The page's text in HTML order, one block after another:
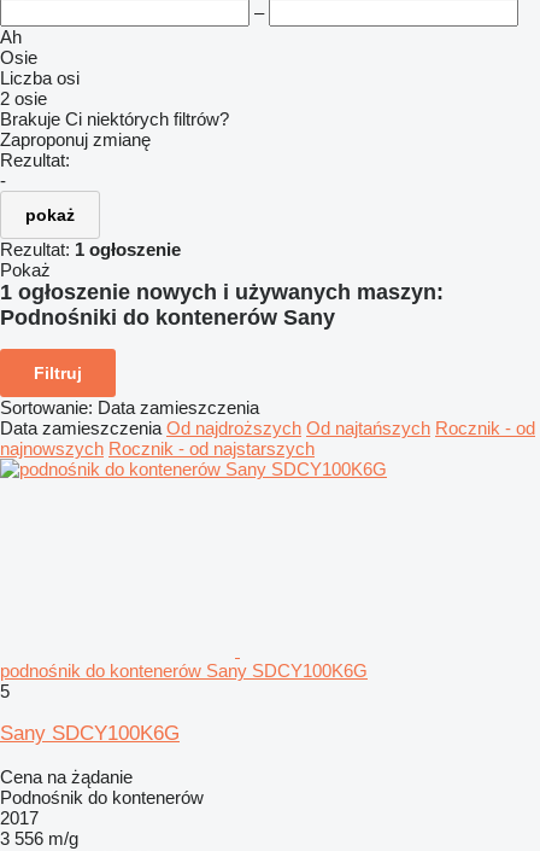
–
Ah
Osie
Liczba osi
2 osie
Brakuje Ci niektórych filtrów?
Zaproponuj zmianę
Rezultat:
-
pokaż
Rezultat: 1 ogłoszenie
Pokaż
1 ogłoszenie nowych i używanych maszyn:
Podnośniki do kontenerów Sany
Filtruj
Sortowanie: Data zamieszczenia
Data zamieszczenia Od najdroższych Od najtańszych Rocznik - od
najnowszych Rocznik - od najstarszych
podnośnik do kontenerów Sany SDCY100K6G
5
Sany SDCY100K6G
Cena na żądanie
Podnośnik do kontenerów
2017
3 556 m/g